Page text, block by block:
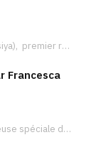
Le cave de Hafisa (9abou 7afisiya), premier roman du journaliste tunisien Mohamed Amine Ben Hlel,…
Francesca
Francesca Albanese, rapporteuse spéciale de l’ONU sur les territoires palestiniens occupés, était à Tunis pour…